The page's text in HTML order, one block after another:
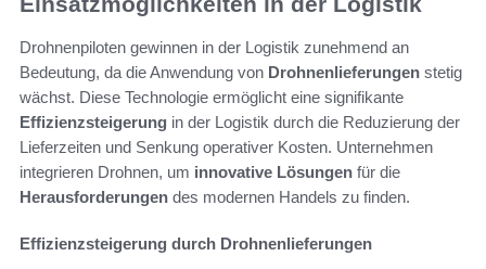
Drohnenpiloten gewinnen in der Logistik zunehmend an
Bedeutung, da die Anwendung von Drohnenlieferungen stetig
wächst. Diese Technologie ermöglicht eine signifikante
Effizienzsteigerung in der Logistik durch die Reduzierung der
Lieferzeiten und Senkung operativer Kosten. Unternehmen
integrieren Drohnen, um innovative Lösungen für die
Herausforderungen des modernen Handels zu finden.
Effizienzsteigerung durch Drohnenlieferungen